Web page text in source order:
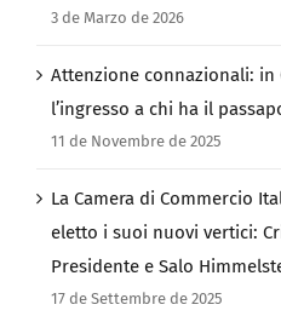
3 de Marzo de 2026
Attenzione connazionali: in
l’ingresso a chi ha il
11 de Novembre de 2025
La Camera di Commercio
eletto i suoi nuovi vertici:
Presidente e Salo
17 de Settembre de 2025